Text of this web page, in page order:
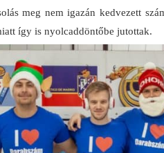
meg nem igazán kedvezett
így is nyolcaddöntőbe jutottak.